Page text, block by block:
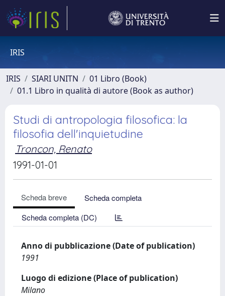
IRIS
IRIS SIARI UNITN
01 Libro (Book)
01.1 Libro in qualità di autore (Book as author)
Studi di antropologia filosofica: la
filosofia dell'inquietudine
Troncon, Renato
1991-01-01
Scheda breve
Scheda completa
Scheda completa (DC)
Anno di pubblicazione (Date of publication)
1991
Luogo di edizione (Place of publication)
Milano